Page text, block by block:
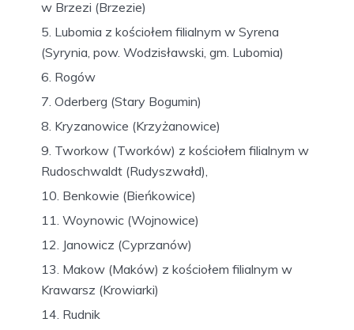
w Brzezi (Brzezie)
Lubomia z kościołem filialnym w Syrena
(Syrynia, pow. Wodzisławski, gm. Lubomia)
Rogów
Oderberg (Stary Bogumin)
Kryzanowice (Krzyżanowice)
Tworkow (Tworków) z kościołem filialnym w
Rudoschwaldt (Rudyszwałd),
Benkowie (Bieńkowice)
Woynowic (Wojnowice)
Janowicz (Cyprzanów)
Makow (Maków) z kościołem filialnym w
Krawarsz (Krowiarki)
Rudnik